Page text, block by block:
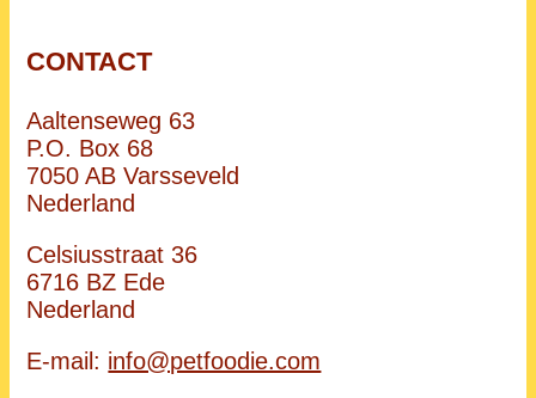
CONTACT
Aaltenseweg 63
P.O. Box 68
7050 AB Varsseveld
Nederland
Celsiusstraat 36
6716 BZ Ede
Nederland
E-mail: info@petfoodie.com